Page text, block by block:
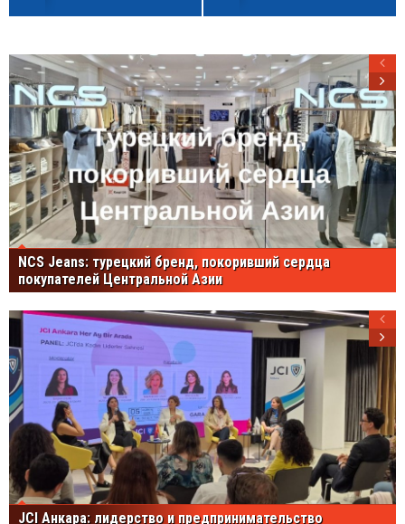
NCS Jeans: турецкий бренд, покоривший сердца
покупателей Центральной Азии
JCI Анкара: лидерство и предпринимательство